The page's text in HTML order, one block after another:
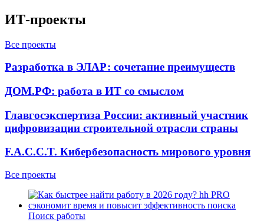
ИТ-проекты
Все проекты
Разработка в ЭЛАР: сочетание преимуществ
ДОМ.РФ: работа в ИТ со смыслом
Главгосэкспертиза России: активный участник
цифровизации строительной отрасли страны
F.A.C.C.T. Кибербезопасность мирового уровня
Все проекты
Поиск работы